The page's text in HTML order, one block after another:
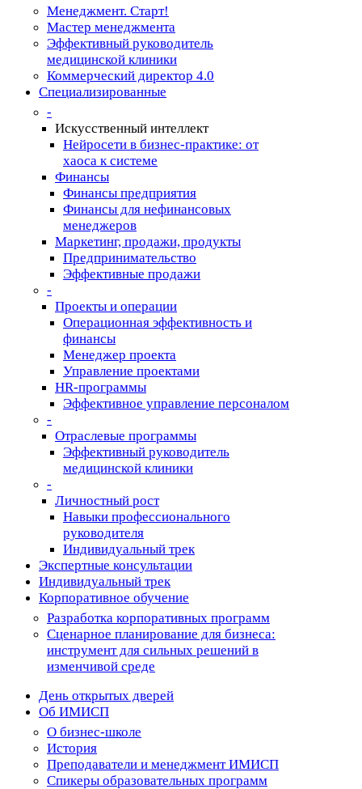
Менеджмент. Старт!
Мастер менеджмента
Эффективный руководитель
медицинской клиники
Коммерческий директор 4.0
Специализированные
-
Искусственный интеллект
Нейросети в бизнес-практике: от
хаоса к системе
Финансы
Финансы предприятия
Финансы для нефинансовых
менеджеров
Маркетинг, продажи, продукты
Предпринимательство
Эффективные продажи
-
Проекты и операции
Операционная эффективность и
финансы
Менеджер проекта
Управление проектами
HR-программы
Эффективное управление персоналом
-
Отраслевые программы
Эффективный руководитель
медицинской клиники
-
Личностный рост
Навыки профессионального
руководителя
Индивидуальный трек
Экспертные консультации
Индивидуальный трек
Корпоративное обучение
Разработка корпоративных программ
Сценарное планирование для бизнеса:
инструмент для сильных решений в
изменчивой среде
День открытых дверей
Об ИМИСП
О бизнес-школе
История
Преподаватели и менеджмент ИМИСП
Спикеры образовательных программ